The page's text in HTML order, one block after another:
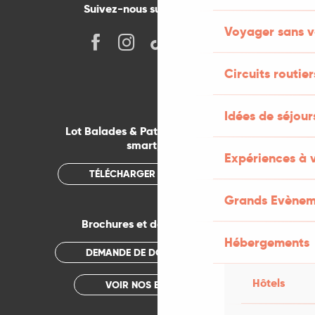
Voyager sans
Circuits
Idées de
Expériences à
Grands
Hébergements
Hôtels
Suivez-nous sur les réseaux !
Lot Balades & Patrimoines sur votre
smartphone
TÉLÉCHARGER L'APPLICATION
Brochures et documentations
DEMANDE DE DOCUMENTATION
VOIR NOS BROCHURES